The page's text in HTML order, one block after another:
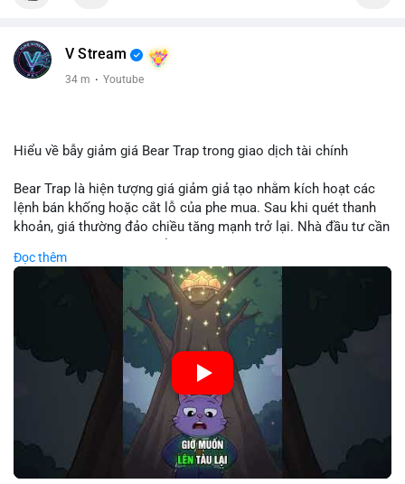
V Stream
34 m · Youtube
Hiểu về bẫy giảm giá Bear Trap trong giao dịch tài chính
Bear Trap là hiện tượng giá giảm giả tạo nhằm kích hoạt các
lệnh bán khống hoặc cắt lỗ của phe mua. Sau khi quét thanh
khoản, giá thường đảo chiều tăng mạnh trở lại. Nhà đầu tư cần
hóa điểm vào lệnh.
🎥 Xem video trực tiếp tại:
Nguồn: Cú Thông Thái
Đọc thêm